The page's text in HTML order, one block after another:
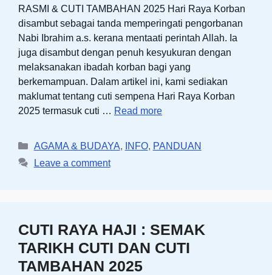
RASMI & CUTI TAMBAHAN 2025 Hari Raya Korban
disambut sebagai tanda memperingati pengorbanan
Nabi Ibrahim a.s. kerana mentaati perintah Allah. Ia
juga disambut dengan penuh kesyukuran dengan
melaksanakan ibadah korban bagi yang
berkemampuan. Dalam artikel ini, kami sediakan
maklumat tentang cuti sempena Hari Raya Korban
2025 termasuk cuti … Read more
Categories
AGAMA & BUDAYA, INFO, PANDUAN
Leave a comment
CUTI RAYA HAJI : SEMAK
TARIKH CUTI DAN CUTI
TAMBAHAN 2025